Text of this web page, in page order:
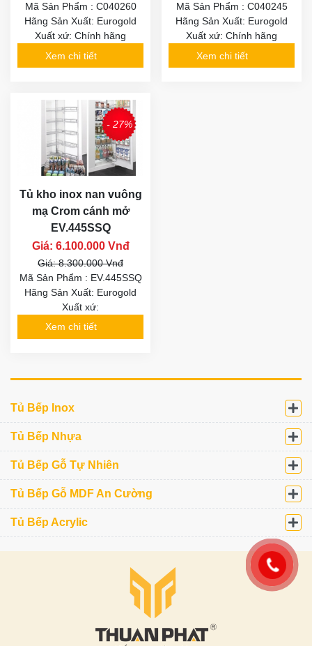
Mã Sản Phẩm : C040260
Hãng Sản Xuất: Eurogold
Xuất xứ: Chính hãng
Xem chi tiết
Mã Sản Phẩm : C040245
Hãng Sản Xuất: Eurogold
Xuất xứ: Chính hãng
Xem chi tiết
- 27%
Tủ kho inox nan vuông
mạ Crom cánh mở
EV.445SSQ
Giá: 6.100.000 Vnđ
Giá: 8.300.000 Vnđ
Mã Sản Phẩm : EV.445SSQ
Hãng Sản Xuất: Eurogold
Xuất xứ:
Xem chi tiết
Tủ Bếp Inox
Tủ Bếp Nhựa
Tủ Bếp Gỗ Tự Nhiên
Tủ Bếp Gỗ MDF An Cường
Tủ Bếp Acrylic